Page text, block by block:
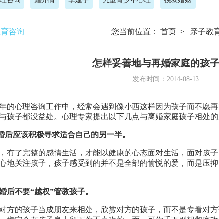
咨询 您当前位置： 首页 > 亲子教
怎样妥善地与再婚家庭的孩
发布时间：2014-08-13
的心理咨询工作中，经常会遇到像小西这样因为孩子而不愿
孩子都没益处。心理专家提出以下几点与离婚家庭孩子相处
后应该积极寻求适合自己的另一半。
有了完整的感情生活，才能以健康的心态面对生活，面对孩
地关注孩子，孩子感受到的并不是全部的愉悦的爱，而是压
后不要“越权”管教孩子。
方的孩子当成朋友来相处，欣赏对方的孩子，而不是专看对